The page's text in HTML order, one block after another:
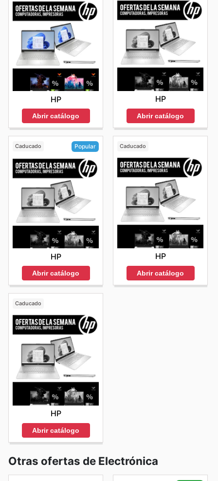
HP
Abrir catálogo
HP
Abrir catálogo
Caducado Popular
HP
Abrir catálogo
Caducado
HP
Abrir catálogo
Caducado
HP
Abrir catálogo
Otras ofertas de Electrónica